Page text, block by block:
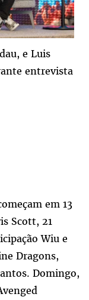
e Luis
entrevista
em 13
Scott, 21
Wiu e
Dragons,
Domingo,